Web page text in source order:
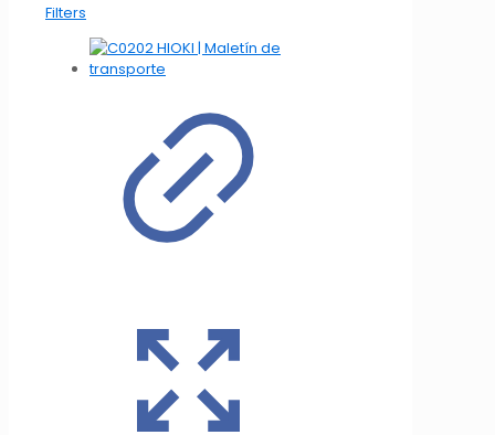
Filters